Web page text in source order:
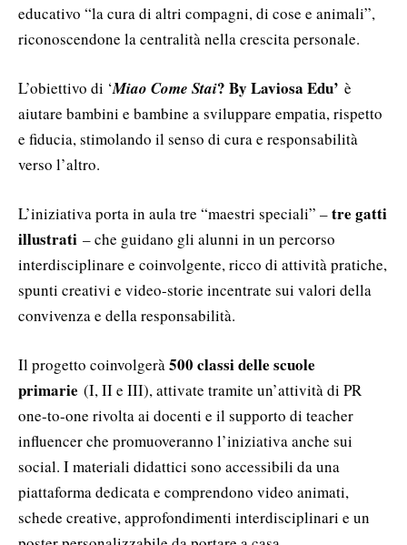
educativo “la cura di altri compagni, di cose e animali”,
riconoscendone la centralità nella crescita personale.
L’obiettivo di ‘Miao Come Stai? By Laviosa Edu’ è
aiutare bambini e bambine a sviluppare empatia, rispetto
e fiducia, stimolando il senso di cura e responsabilità
verso l’altro.
L’iniziativa porta in aula tre “maestri speciali” –tre gatti
illustrati – che guidano gli alunni in un percorso
interdisciplinare e coinvolgente, ricco di attività pratiche,
spunti creativi e video-storie incentrate sui valori della
convivenza e della responsabilità.
Il progetto coinvolgerà500 classi delle scuole
primarie (I, II e III), attivate tramite un’attività di PR
one-to-one rivolta ai docenti e il supporto di teacher
influencer che promuoveranno l’iniziativa anche sui
social. I materiali didattici sono accessibili da una
piattaforma dedicata e comprendono video animati,
schede creative, approfondimenti interdisciplinari e un